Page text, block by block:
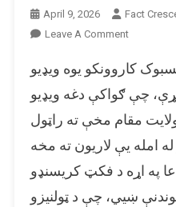
April 9, 2026
Fact
Leave A CommentOn
کې
نورستان
خلک
د
انټرنیټ
بندوالي
له
کاروونکو یوه ویډیو
چې ګواکې دغه ویډیو
مقام مخې ته راټول
امله یې لاریون ته مخه
په اړه د فکټ کریسنډو